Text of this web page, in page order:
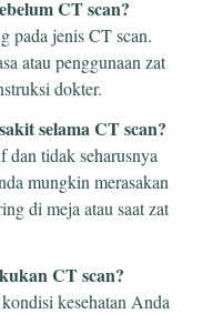
CT scan?
pada jenis CT scan.
atau penggunaan zat
dokter.
selama CT scan?
dan tidak seharusnya
mungkin merasakan
di meja atau saat zat
CT scan?
kesehatan Anda